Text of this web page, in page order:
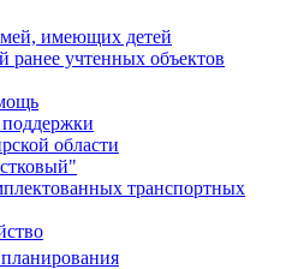
имеющих детей
ранее учтенных объектов
области
транспортных